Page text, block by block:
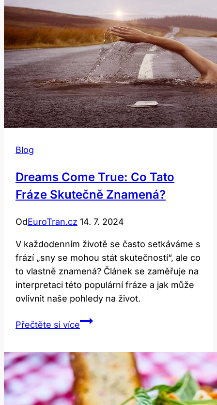
Blog
Dreams Come True: Co Tato
Fráze Skutečně Znamená?
OdEuroTran.cz 14. 7. 2024
V každodenním životě se často setkáváme s
frází „sny se mohou stát skutečností“, ale co
to vlastně znamená? Článek se zaměřuje na
interpretaci této populární fráze a jak může
ovlivnit naše pohledy na život.
Přečtěte si víceDreams
Co
Tato
Fráze
Skutečně